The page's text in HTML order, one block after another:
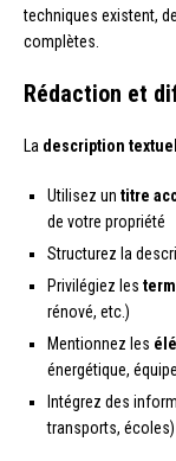
techniques existent,
complètes.
Rédaction et
La description
Utilisez un titre
de votre propriété
Structurez la
Privilégiez les
rénové, etc.)
Mentionnez les
énergétique,
Intégrez des
transports, écoles)